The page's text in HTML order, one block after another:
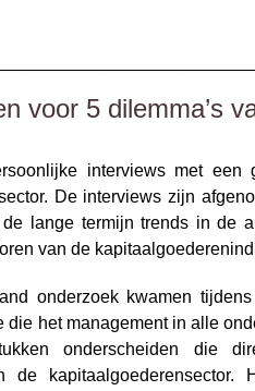
voor 5 dilemma’s
interviews met een
De interviews zijn
lange termijn trends in de
van de
onderzoek kwamen
die het management in alle
onderscheiden die
de